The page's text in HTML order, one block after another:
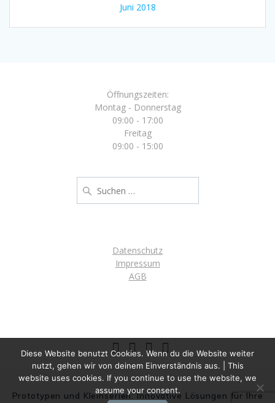
Juni 2018
Öffnungszeiten:
Montag - Donnerstag
09:00 - 17:00
Freitag
09:00 - 15:00
nach:
Datenschutz
Impressum
AGB
Prototypen und Kleinserien: Innovative Lösungen für Ihre
Diese Website benutzt Cookies. Wenn du die Website weiter
nutzt, gehen wir von deinem Einverständnis aus. | This
website uses cookies. If you continue to use the website, we
assume your consent.